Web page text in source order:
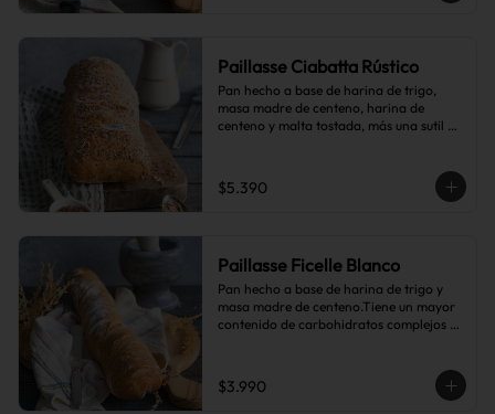
Paillasse Ciabatta Rústico
Pan hecho a base de harina de trigo,
masa madre de centeno, harina de
centeno y malta tostada, más una sutil
tostado y frutos secos.
$5.390
Paillasse Ficelle Blanco
Pan hecho a base de harina de trigo y
masa madre de centeno.Tiene un mayor
contenido de carbohidratos complejos
$3.990